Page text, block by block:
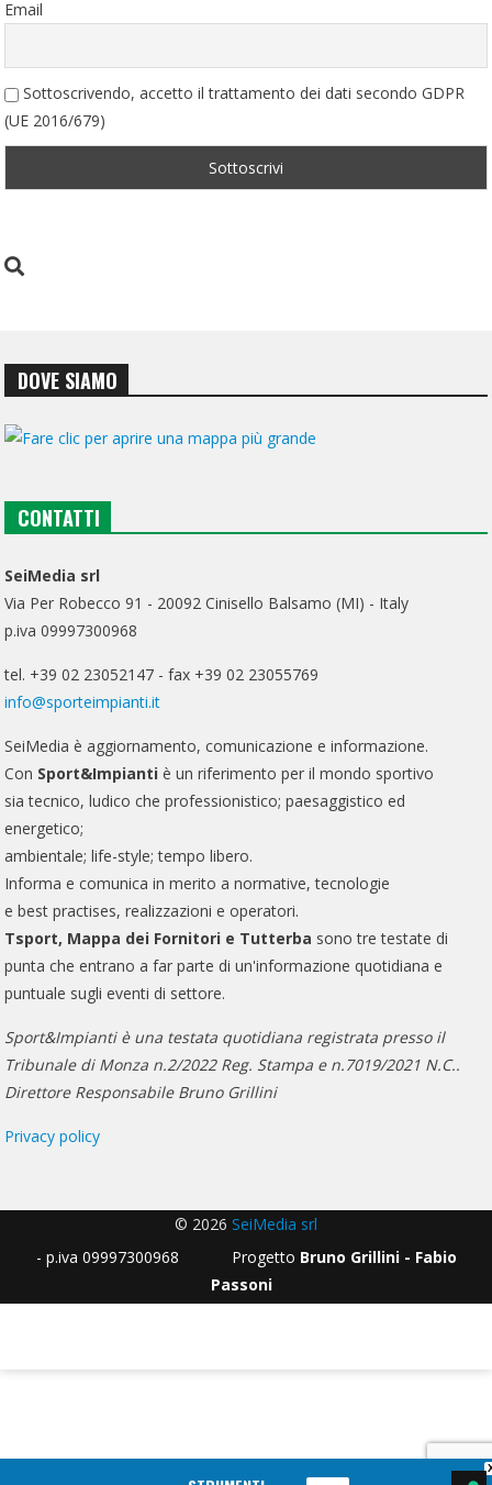
Email
Sottoscrivendo, accetto il trattamento dei dati secondo GDPR
(UE 2016/679)
DOVE SIAMO
CONTATTI
SeiMedia srl
Via Per Robecco 91 - 20092 Cinisello Balsamo (MI) - Italy
p.iva 09997300968
tel. +39 02 23052147 - fax +39 02 23055769
info@sporteimpianti.it
SeiMedia è aggiornamento, comunicazione e informazione.
Con Sport&Impianti è un riferimento per il mondo sportivo
sia tecnico, ludico che professionistico; paesaggistico ed
energetico;
ambientale; life-style; tempo libero.
Informa e comunica in merito a normative, tecnologie
e best practises, realizzazioni e operatori.
Tsport, Mappa dei Fornitori e Tutterba sono tre testate di
punta che entrano a far parte di un'informazione quotidiana e
puntuale sugli eventi di settore.
Sport&Impianti è una testata quotidiana registrata presso il
Tribunale di Monza n.2/2022 Reg. Stampa e n.7019/2021 N.C..
Direttore Responsabile Bruno Grillini
Privacy policy
© 2026 SeiMedia srl
- p.iva 09997300968 Progetto Bruno Grillini - Fabio
Passoni